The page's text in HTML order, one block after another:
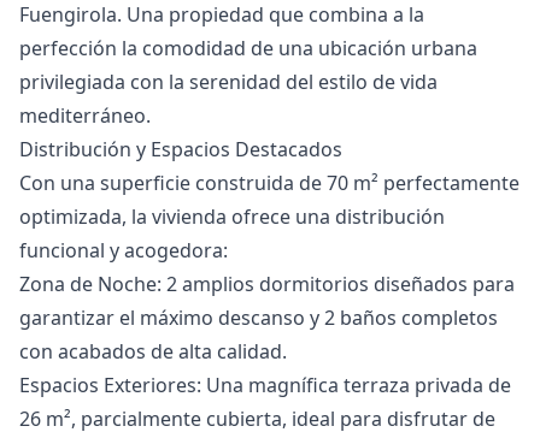
Fuengirola. Una propiedad que combina a la
perfección la comodidad de una ubicación urbana
privilegiada con la serenidad del estilo de vida
mediterráneo.
Distribución y Espacios Destacados
Con una superficie construida de 70 m² perfectamente
optimizada, la vivienda ofrece una distribución
funcional y acogedora:
Zona de Noche: 2 amplios dormitorios diseñados para
garantizar el máximo descanso y 2 baños completos
con acabados de alta calidad.
Espacios Exteriores: Una magnífica terraza privada de
26 m², parcialmente cubierta, ideal para disfrutar de